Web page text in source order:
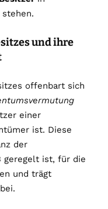
und ihre
offenbart sich
einer
ist. Diese
der
geregelt ist, für die
und trägt